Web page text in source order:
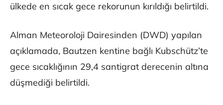
ülkede en sıcak gece rekorunun kırıldığı belirtildi.
Alman Meteoroloji Dairesinden (DWD) yapılan
açıklamada, Bautzen kentine bağlı Kubschütz’te
gece sıcaklığının 29,4 santigrat derecenin altına
düşmediği belirtildi.